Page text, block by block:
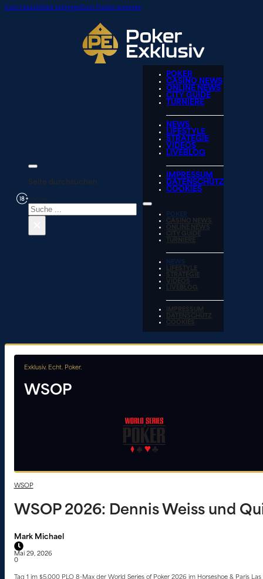
Zum Hauptinhalt springenZum Footer springen
Seite durchsuchen
POKER
CASINO NEWS
ONLINE NEWS
CITY GUIDE
TURNIERE
NEWS
LIFESTYLE
STRATEGIE
VIDEOS
LIVEBLOG
IMPRESSUM
DATENSCHUTZ
COOKIES
POKER
CASINO NEWS
ONLINE NEWS
CITY GUIDE
TURNIERE
NEWS
LIFESTYLE
STRATEGIE
VIDEOS
LIVEBLOG
IMPRESSUM
DATENSCHUTZ
COOKIES
Exklusiv. Echt. Poker.
WSOP
WSOP
WSOP 2026: Dennis Weiss und
Mark Michael
Mai 29, 2026
0
Tag 1 im $5.000 PLO 8-Max der World Series of Poker 2026 im Horseshoe & Paris